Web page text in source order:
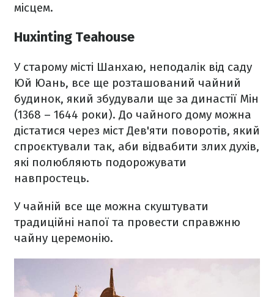
місцем.
Huxinting Teahouse
У старому місті Шанхаю, неподалік від саду
Юй Юань, все ще розташований чайний
будинок, який збудували ще за династії Мін
(1368 – 1644 роки). До чайного дому можна
дістатися через міст Дев'яти поворотів, який
спроєктували так, аби відвабити злих духів,
які полюбляють подорожувати
навпростець.
У чайній все ще можна скуштувати
традиційні напої та провести справжню
чайну церемонію.